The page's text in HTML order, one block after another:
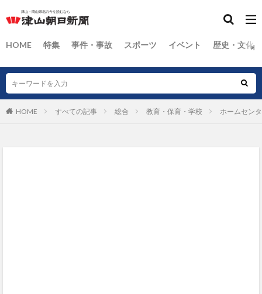
HOME 特集 事件・事故 スポーツ イベント 歴史・文化
HOME すべての記事 総合 教育・保育・学校 ホームセン